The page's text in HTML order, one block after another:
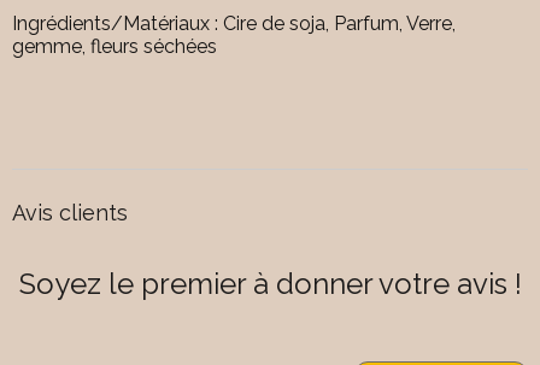
Ingrédients/Matériaux : Cire de soja, Parfum, Verre,
gemme, fleurs séchées
Avis clients
Soyez le premier à donner votre avis !